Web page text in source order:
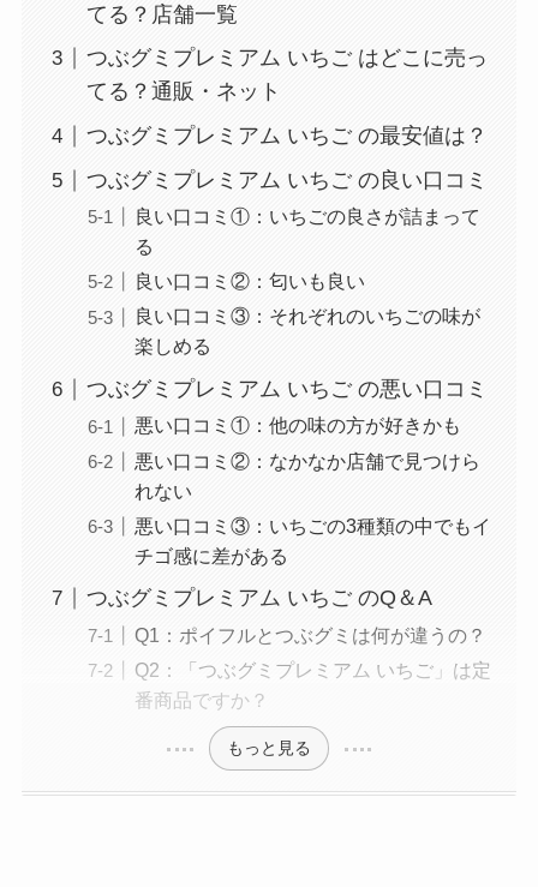
てる？店舗一覧
つぶグミプレミアム いちご はどこに売っ
てる？通販・ネット
つぶグミプレミアム いちご の最安値は？
つぶグミプレミアム いちご の良い口コミ
良い口コミ①：いちごの良さが詰まって
る
良い口コミ②：匂いも良い
良い口コミ③：それぞれのいちごの味が
楽しめる
つぶグミプレミアム いちご の悪い口コミ
悪い口コミ①：他の味の方が好きかも
悪い口コミ②：なかなか店舗で見つけら
れない
悪い口コミ③：いちごの3種類の中でもイ
チゴ感に差がある
つぶグミプレミアム いちご のQ＆A
Q1：ポイフルとつぶグミは何が違うの？
Q2：「つぶグミプレミアム いちご」は定
番商品ですか？
もっと見る